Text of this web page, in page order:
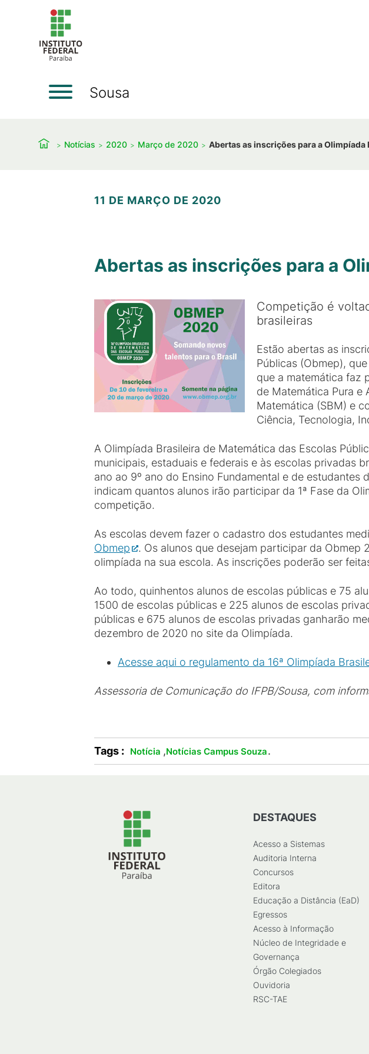
Sousa
Notícias 2020 Março de 2020 Abertas as inscrições para a Olimpíada
11 DE MARÇO DE 2020
Abertas as inscrições para a
Competição é
brasileiras
Estão abertas as
Públicas (Obmep),
que a matemática faz
de Matemática Pura e
Matemática (SBM) e
Ciência, Tecnologia,
A Olimpíada Brasileira de Matemática das Escolas
municipais, estaduais e federais e às escolas privadas
ano ao 9º ano do Ensino Fundamental e de
indicam quantos alunos irão participar da 1ª Fase da
competição.
As escolas devem fazer o cadastro dos estudantes
Obmep
. Os alunos que desejam participar da
olimpíada na sua escola. As inscrições poderão ser
Ao todo, quinhentos alunos de escolas públicas e 75
1500 de escolas públicas e 225 alunos de escolas
públicas e 675 alunos de escolas privadas ganharão
dezembro de 2020 no site da Olimpíada.
Acesse aqui o regulamento da 16ª Olimpíada
Assessoria de Comunicação do IFPB/Sousa, com
Tags : Notícia ,Notícias Campus Souza.
DESTAQUES
Acesso a Sistemas
Auditoria Interna
Concursos
Editora
Educação a Distância (EaD)
Egressos
Acesso à Informação
Núcleo de Integridade e
Governança
Órgão Colegiados
Ouvidoria
RSC-TAE